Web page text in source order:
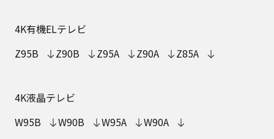
4K有機ELテレビ
Z95B
Z90B Z95A Z90A Z85A
4K液晶テレビ
W95B
W90B W95A W90A